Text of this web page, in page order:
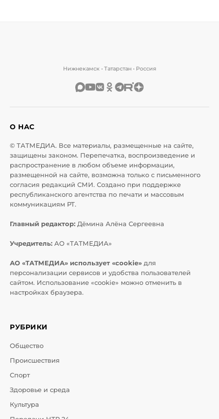
Нижнекамск • Татарстан • Россия
О НАС
© ТАТМЕДИА. Все материалы, размещенные на сайте,
защищены законом. Перепечатка, воспроизведение и
распространение в любом объеме информации,
размещенной на сайте, возможна только с письменного
согласия редакций СМИ. Создано при поддержке
республиканского агентства по печати и массовым
коммуникациям РТ.
Главный редактор: Дёмина Алёна Сергеевна
Учредитель: АО «ТАТМЕДИА»
АО «ТАТМЕДИА» использует «cookie» для
персонализации сервисов и удобства пользователей
сайтом. Использование «cookie» можно отменить в
настройках браузера.
РУБРИКИ
Общество
Происшествия
Спорт
Здоровье и среда
Культура